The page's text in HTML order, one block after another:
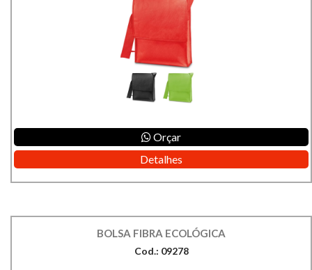
Orçar
Detalhes
BOLSA FIBRA ECOLÓGICA
Cod.: 09278